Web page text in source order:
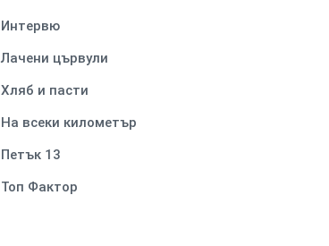
Интервю
Лачени цървули
Хляб и пасти
На всеки километър
Петък 13
Топ Фактор